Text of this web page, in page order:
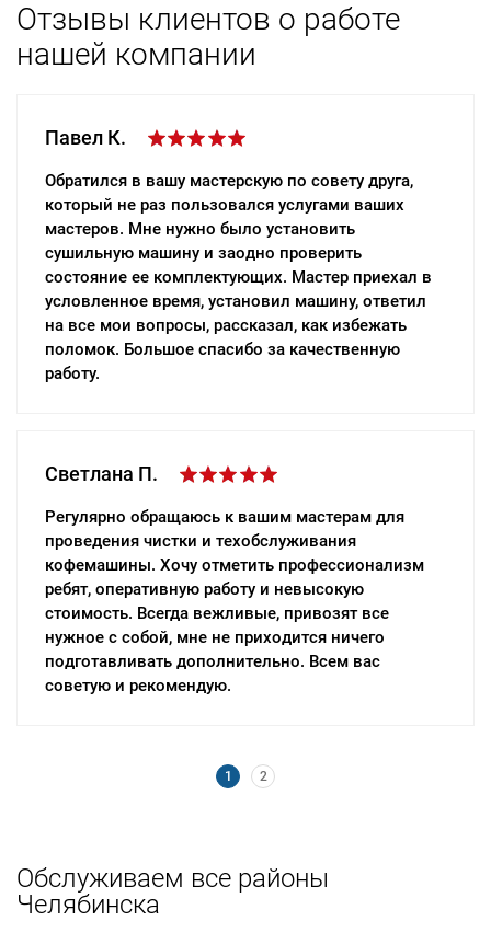
Отзывы клиентов о работе
нашей компании
Павел К.
Обратился в вашу мастерскую по совету друга,
который не раз пользовался услугами ваших
мастеров. Мне нужно было установить
сушильную машину и заодно проверить
состояние ее комплектующих. Мастер приехал в
условленное время, установил машину, ответил
на все мои вопросы, рассказал, как избежать
поломок. Большое спасибо за качественную
работу.
Светлана П.
Регулярно обращаюсь к вашим мастерам для
проведения чистки и техобслуживания
кофемашины. Хочу отметить профессионализм
ребят, оперативную работу и невысокую
стоимость. Всегда вежливые, привозят все
нужное с собой, мне не приходится ничего
подготавливать дополнительно. Всем вас
советую и рекомендую.
Евгений Т.
Выражаю благодарность мастерам вашей
компании за быстрый и качественный ремонт
холодильника. Починить нужно было срочно,
поэтому обратился именно к вам. Все на высшем
уровне – и обслуживание, и цены. Быстро
приехали, все рассказали и показали, ремонт
выполнили не больше, чем за час. Обязательно
обращусь еще, если возникнет необходимость.
приехали в выходной день, быстро починили
стиральную машину. Ребята – настоящие
профессионалы своего дела, привезли с собой
все инструменты, проверили машинку,
рассказали, что сломалось. Думала, что повезут
ее в мастерскую, но ремонт провели прямо у меня
дома. Всем рекомендую!
1 2
Обслуживаем все районы
Челябинска